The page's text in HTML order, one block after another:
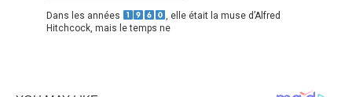
Dans les années
, elle était la muse d’Alfred
Hitchcock, mais le temps ne